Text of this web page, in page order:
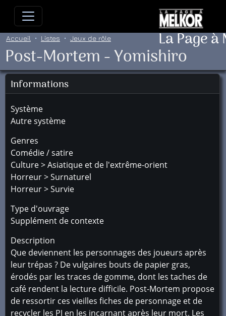
Allez directement au contenu
La Page
Accueil Listes Jeux de rôle
Post-Mortem - Yomishiro
Informations
Système
Autre système
Genres
Comédie / satire
Culture > Asiatique et de l'extrême-orient
Horreur > Surnaturel
Horreur > Survie
Type d'ouvrage
Supplément de contexte
Description
Que deviennent les personnages des joueurs après
leur trépas ? De vulgaires bouts de papier gras,
érodés par les traces de gomme, dont les taches de
café rendent la lecture difficile. Post-Mortem propose
de ressortir ces vieilles fiches de personnage et de
recycler les PJ en les incarnant après leur mort. Les